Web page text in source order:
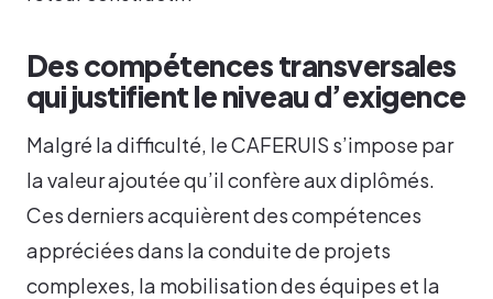
Des compétences transversales
qui justifient le niveau d’exigence
Malgré la difficulté, le CAFERUIS s’impose par
la valeur ajoutée qu’il confère aux diplômés.
Ces derniers acquièrent des compétences
appréciées dans la conduite de projets
complexes, la mobilisation des équipes et la